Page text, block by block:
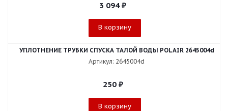
3 094₽
В корзину
УПЛОТНЕНИЕ ТРУБКИ СПУСКА ТАЛОЙ ВОДЫ POLAIR 2645004d
Артикул: 2645004d
250₽
В корзину